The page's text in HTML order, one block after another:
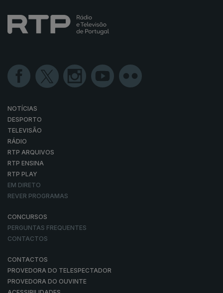
NOTÍCIAS
DESPORTO
TELEVISÃO
RÁDIO
RTP ARQUIVOS
RTP ENSINA
RTP PLAY
EM DIRETO
REVER PROGRAMAS
CONCURSOS
PERGUNTAS FREQUENTES
CONTACTOS
CONTACTOS
PROVEDORA DO TELESPECTADOR
PROVEDORA DO OUVINTE